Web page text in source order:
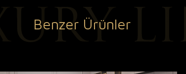
Benzer Ürünler